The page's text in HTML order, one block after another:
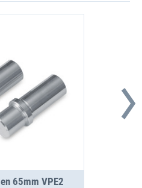
65mm VPE2